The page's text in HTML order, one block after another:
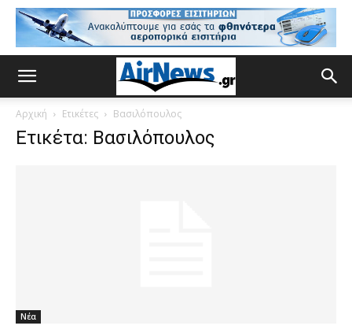
Αρχική Ετικέτες Βασιλόπουλος
Ετικέτα: Βασιλόπουλος
Νέα